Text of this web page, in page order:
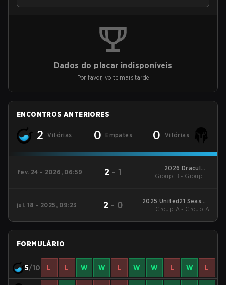
Dados do placar indisponíveis
Por favor, volte mais tarde
ENCONTROS ANTERIORES
2 Vitórias 0 Empates 0 Vitórias
fev. 24 - 2026, 06:59 2 - 1
2026 DraculaN
Season 5
Group B - Group B
jul. 18 - 2025, 09:23 2 - 0
2025 United21 Season
35
Group A - Group A
FORMULÁRIO
5/10 L L W W L W W L W L